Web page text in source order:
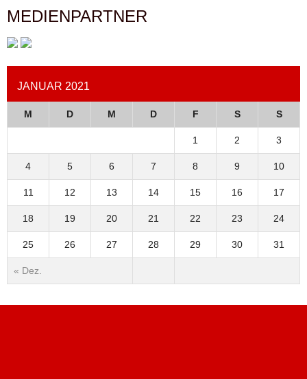
MEDIENPARTNER
JANUAR 2021
M D M D F S S
« Dez.
1 2 3
4 5 6 7 8 9 10
11 12 13 14 15 16 17
18 19 20 21 22 23 24
25 26 27 28 29 30 31